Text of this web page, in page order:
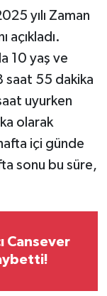
yılı Zaman
açıkladı.
10 yaş ve
saat 55 dakika
uyurken
olarak
içi günde
sonu bu süre,
Cansever